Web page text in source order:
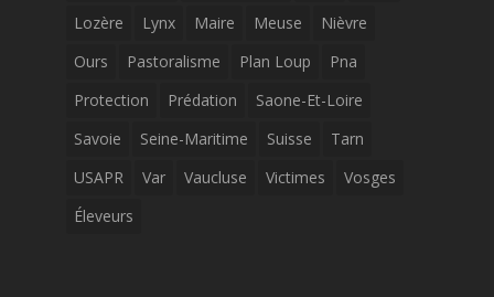
Lozère
Lynx Maire Meuse
Nièvre
Ours
Pastoralisme Plan Loup
Pna
Protection
Prédation
Saone-Et-Loire
Savoie
Seine-Maritime Suisse
Tarn
USAPR
Var Vaucluse Victimes
Vosges
Éleveurs